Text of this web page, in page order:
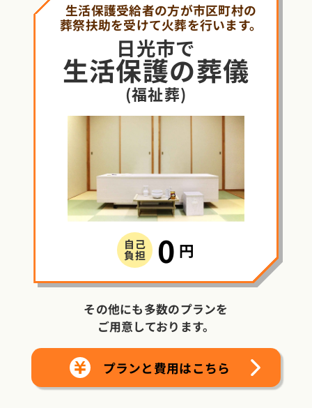
生活保護受給者の方が市区町村の
葬祭扶助を受けて火葬を行います。
日光市で
生活保護の葬儀
(福祉葬)
自己
負担 0 円
その他にも多数のプランを
ご用意しております。
プランと費用はこちら